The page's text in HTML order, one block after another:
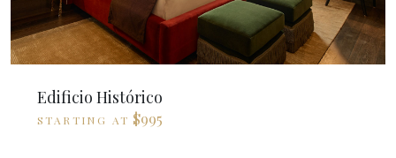
Edificio Histórico
STARTING AT $995